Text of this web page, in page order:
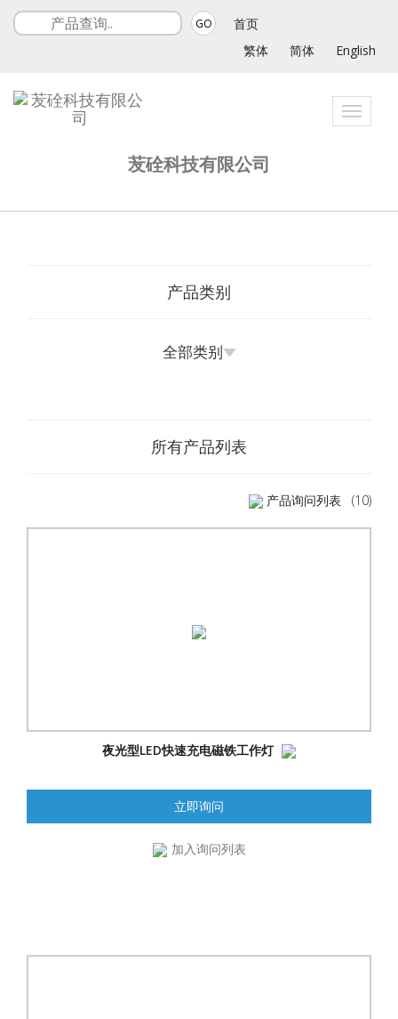
GO
首页
繁体
简体 English
Toggle
苃硂科技有限公司
产品类别
全部类别
所有产品列表
产品询问列表 (10)
夜光型LED快速充电磁铁工作灯
立即询问
加入询问列表